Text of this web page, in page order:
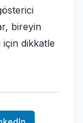
bireyin
için dikkatle